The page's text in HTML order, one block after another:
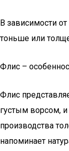
В зависимости
тоньше или
Флис –
Флис
густым ворсом, и
производства
напоминает